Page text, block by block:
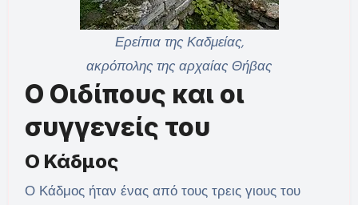
Ερείπια της Καδμείας,
ακρόπολης της αρχαίας Θήβας
Ο Οιδίπους και οι
συγγενείς του
Ο Κάδμος
Ο Κάδμος ήταν ένας από τους τρεις γιους του